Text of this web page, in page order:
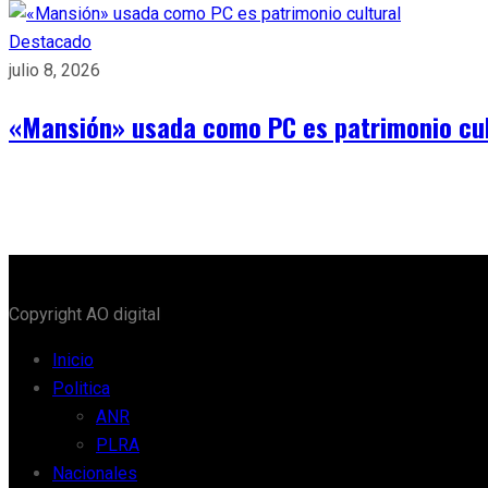
Destacado
julio 8, 2026
«Mansión» usada como PC es patrimonio
Copyright AO digital
Inicio
Politica
ANR
PLRA
Nacionales